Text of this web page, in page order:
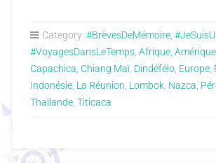
Category: #BrèvesDeMémoire,
#VoyagesDansLeTemps, Afrique,
Capachica, Chiang Maï, Dindéfélo, Europe,
Indonésie, La Réunion, Lombok, Nazca,
Thaïlande, Titicaca